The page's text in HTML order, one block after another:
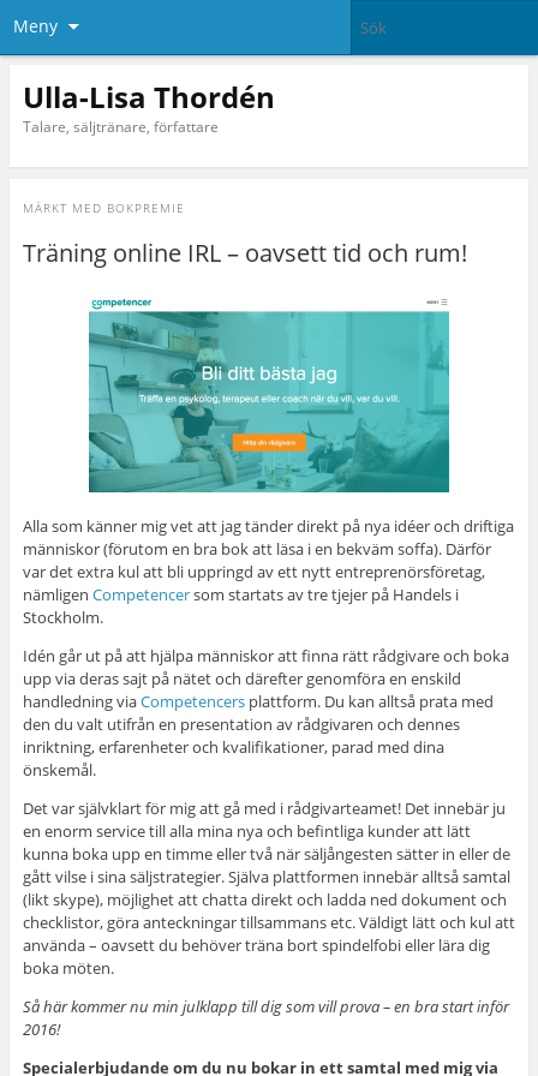
Meny
Ulla-Lisa Thordén
Talare, säljtränare, författare
MÄRKT MED BOKPREMIE
Träning online IRL – oavsett tid och rum!
Alla som känner mig vet att jag tänder direkt på nya idéer och driftiga
människor (förutom en bra bok att läsa i en bekväm soffa). Därför
var det extra kul att bli uppringd av ett nytt entreprenörsföretag,
nämligen Competencersom startats av tre tjejer på Handels i
Stockholm.
Idén går ut på att hjälpa människor att finna rätt rådgivare och boka
upp via deras sajt på nätet och därefter genomföra en enskild
handledning viaCompetencersplattform. Du kan alltså prata med
den du valt utifrån en presentation av rådgivaren och dennes
inriktning, erfarenheter och kvalifikationer, parad med dina
önskemål.
Det var självklart för mig att gå med i rådgivarteamet! Det innebär ju
en enorm service till alla mina nya och befintliga kunder att lätt
kunna boka upp en timme eller två när säljångesten sätter in eller de
gått vilse i sina säljstrategier. Själva plattformen innebär alltså samtal
(likt skype), möjlighet att chatta direkt och ladda ned dokument och
checklistor, göra anteckningar tillsammans etc. Väldigt lätt och kul att
använda – oavsett du behöver träna bort spindelfobi eller lära dig
boka möten.
Så här kommer nu min julklapp till dig som vill prova – en bra start inför
2016!
Specialerbjudande om du nu bokar in ett samtal med mig via